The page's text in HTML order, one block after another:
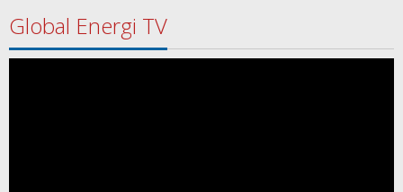
Global Energi TV